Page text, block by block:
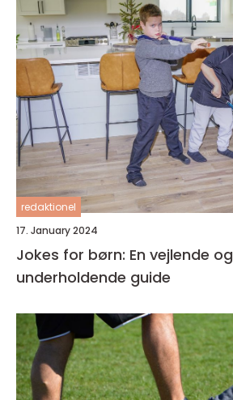
redaktionel
17. January 2024
Jokes for børn: En vejlende og
underholdende guide